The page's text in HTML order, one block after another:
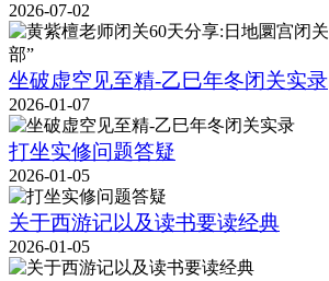
2026-07-02
坐破虚空见至精-乙巳年冬闭关实录
2026-01-07
打坐实修问题答疑
2026-01-05
关于西游记以及读书要读经典
2026-01-05